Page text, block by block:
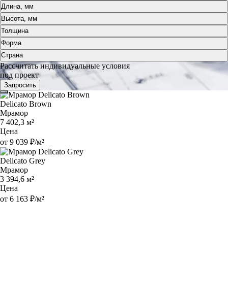
Длина, мм
Высота, мм
Толщина
Форма
Страна
Рассчитать индивидуальные условия
под проект
Запросить
Delicato Brown
Мрамор
7 402,3 м²
Цена
от 9 039 ₽/м²
Delicato Grey
Мрамор
3 394,6 м²
Цена
от 6 163 ₽/м²